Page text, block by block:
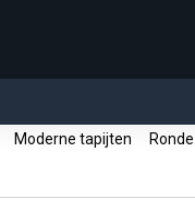
Moderne tapijten